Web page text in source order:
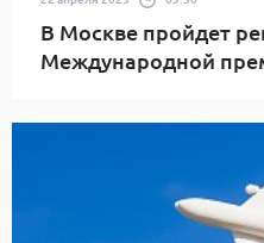
В Москве пройдет
Международной